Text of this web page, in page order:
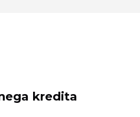
kredita